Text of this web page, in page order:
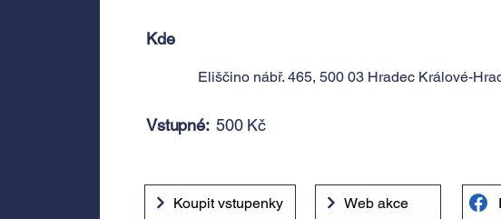
Kde
Eliščino nábř. 465, 500 03 Hradec Králové-
Vstupné: 500 Kč
Koupit vstupenky Web akce